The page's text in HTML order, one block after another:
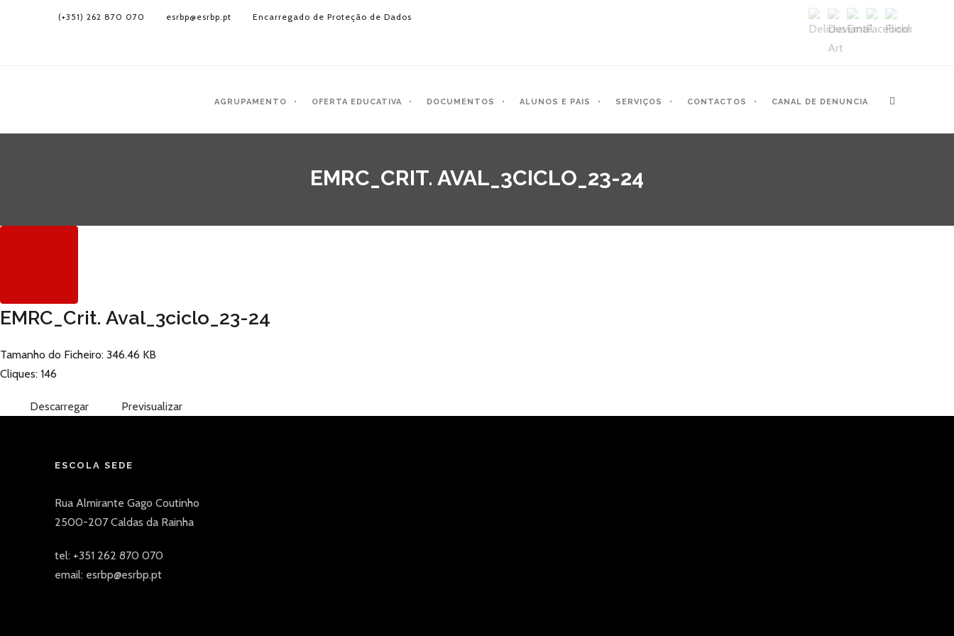
(+351) 262 870 070 esrbp@esrbp.pt Encarregado de Proteção de Dados
AGRUPAMENTO OFERTA EDUCATIVA DOCUMENTOS ALUNOS E PAIS SERVIÇOS CONTACTOS CANAL DE DENUNCIA
EMRC_CRIT. AVAL_3CICLO_23-24
EMRC_Crit. Aval_3ciclo_23-24
Tamanho do Ficheiro: 346.46 KB
Cliques: 146
Descarregar Previsualizar
ESCOLA SEDE
Rua Almirante Gago Coutinho
2500-207 Caldas da Rainha
tel: +351 262 870 070
email: esrbp@esrbp.pt